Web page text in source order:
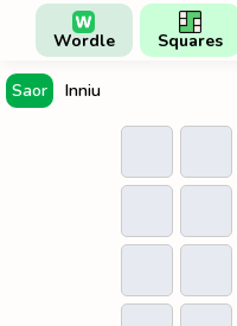
Wordle Squares
Saor Inniu